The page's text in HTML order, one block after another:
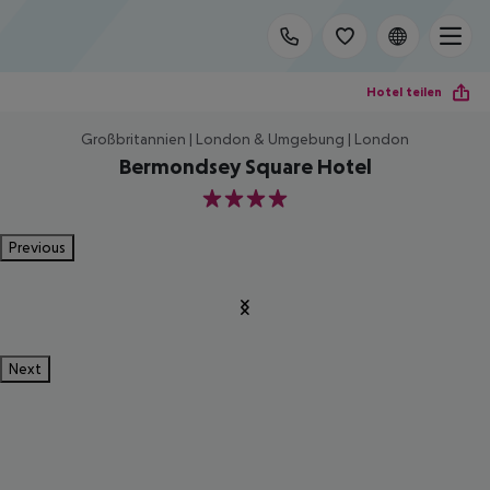
Hotel teilen
Großbritannien | London & Umgebung | London
Bermondsey Square Hotel
4
Previous
Next